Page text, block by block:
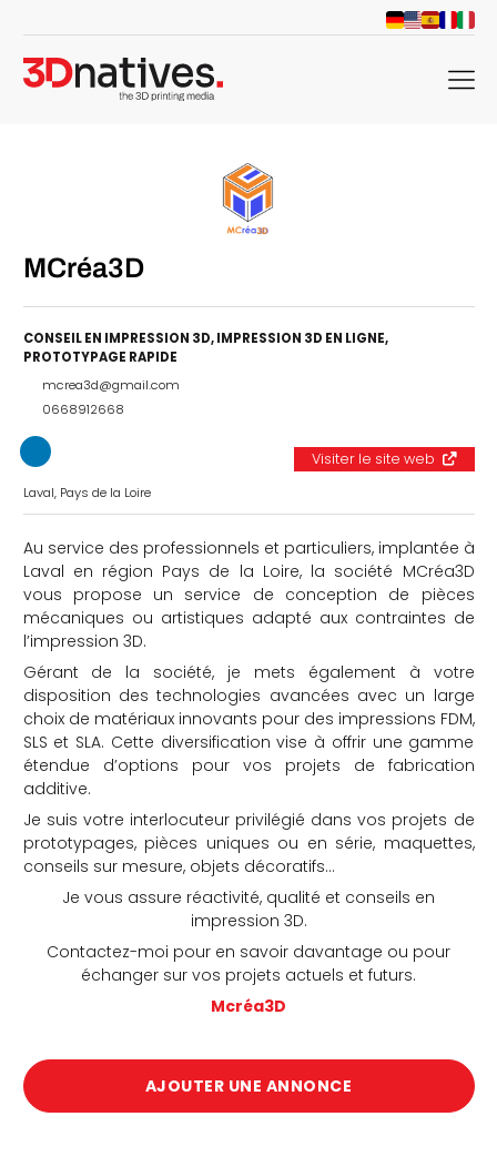
menu
MCréa3D
CONSEIL EN IMPRESSION 3D,IMPRESSION 3D EN LIGNE,
PROTOTYPAGE RAPIDE
mcrea3d@gmail.com
0668912668
Visiter le site web
Laval, Pays de la Loire
Au service des professionnels et particuliers, implantée à
Laval en région Pays de la Loire, la société MCréa3D
vous propose un service de conception de pièces
mécaniques ou artistiques adapté aux contraintes de
l’impression 3D.
Gérant de la société, je mets également à votre
disposition des technologies avancées avec un large
choix de matériaux innovants pour des impressions FDM,
SLS et SLA. Cette diversification vise à offrir une gamme
étendue d’options pour vos projets de fabrication
additive.
Je suis votre interlocuteur privilégié dans vos projets de
prototypages, pièces uniques ou en série, maquettes,
conseils sur mesure, objets décoratifs…
Je vous assure réactivité, qualité et conseils en
impression 3D.
Contactez-moi pour en savoir davantage ou pour
échanger sur vos projets actuels et futurs.
Mcréa3D
AJOUTER UNE ANNONCE